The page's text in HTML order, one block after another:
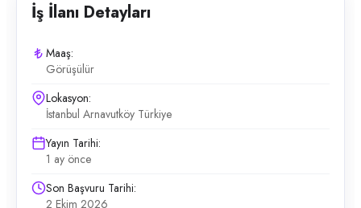
İş İlanı Detayları
Maaş:
Görüşülür
Lokasyon:
İstanbul Arnavutköy Türkiye
Yayın Tarihi:
1 ay önce
Son Başvuru Tarihi:
2 Ekim 2026